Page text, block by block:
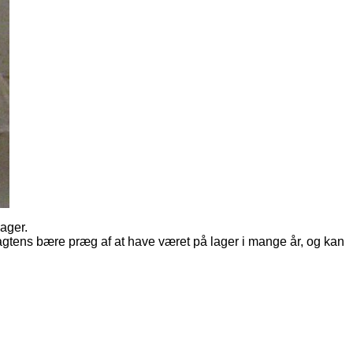
bære præg af at have været på lager i mange år, og kan